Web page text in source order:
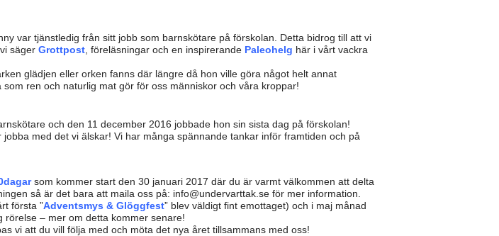
var tjänstledig från sitt jobb som barnskötare på förskolan. Detta bidrog till att vi
säger Grottpost , föreläsningar och en inspirerande Paleohelg här i vårt vackra
glädjen eller orken fanns där längre då hon ville göra något helt annat
ren och naturlig mat gör för oss människor och våra kroppar!
och den 11 december 2016 jobbade hon sin sista dag på förskolan!
med det vi älskar! Vi har många spännande tankar inför framtiden och på
som kommer start den 30 januari 2017 där du är varmt välkommen att delta
så är det bara att maila oss på: info@undervarttak.se för mer information.
första ”Adventsmys & Glöggfest” blev väldigt fint emottaget) och i maj månad
– mer om detta kommer senare!
vi att du vill följa med och möta det nya året tillsammans med oss!